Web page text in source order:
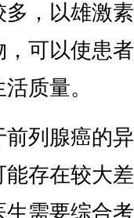
，以雄激
可以使患
质量。
列腺癌的异
存在较大
需要综合